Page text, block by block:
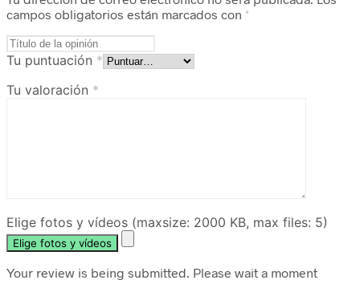
campos obligatorios están marcados con *
Tu puntuación *
Tu valoración *
Elige fotos y vídeos (maxsize: 2000 KB, max files: 5)
Elige fotos y vídeos
Your review is being submitted. Please wait a moment